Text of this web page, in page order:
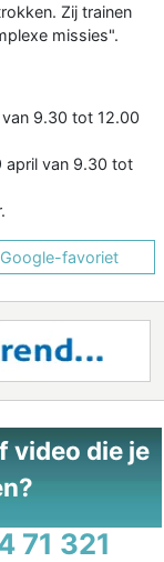
Zij trainen
missies".
9.30 tot 12.00
april van 9.30 tot
favoriet
video die je
71 321